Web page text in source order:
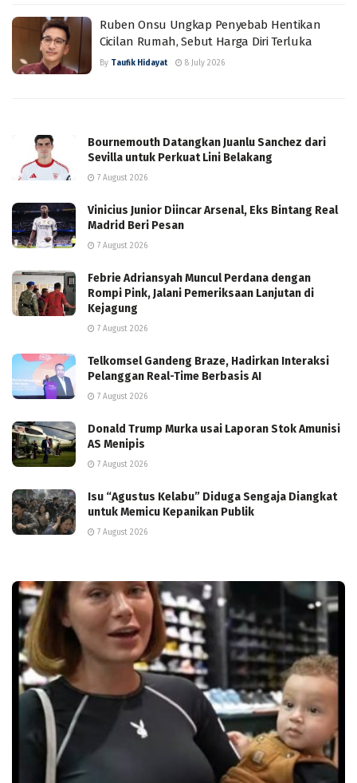
Ruben Onsu Ungkap Penyebab Hentikan
Cicilan Rumah, Sebut Harga Diri Terluka
By Taufik Hidayat 8 July 2026
Bournemouth Datangkan Juanlu Sanchez dari
Sevilla untuk Perkuat Lini Belakang
7 August 2026
Vinicius Junior Diincar Arsenal, Eks Bintang Real
Madrid Beri Pesan
7 August 2026
Febrie Adriansyah Muncul Perdana dengan
Rompi Pink, Jalani Pemeriksaan Lanjutan di
Kejagung
7 August 2026
Telkomsel Gandeng Braze, Hadirkan Interaksi
Pelanggan Real-Time Berbasis AI
7 August 2026
Donald Trump Murka usai Laporan Stok Amunisi
AS Menipis
7 August 2026
Isu “Agustus Kelabu” Diduga Sengaja Diangkat
untuk Memicu Kepanikan Publik
7 August 2026